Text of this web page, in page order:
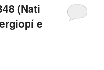
(Nati
e